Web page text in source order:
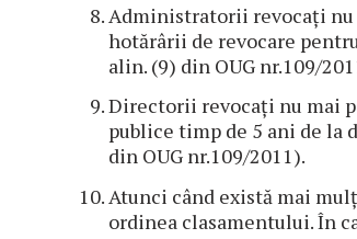
Administratorii revocați nu
hotărârii de revocare
alin. (9) din OUG nr.109/
Directorii revocați nu mai
publice timp de 5 ani de la
din OUG nr.109/2011).
Atunci când există mai
ordinea clasamentului. În